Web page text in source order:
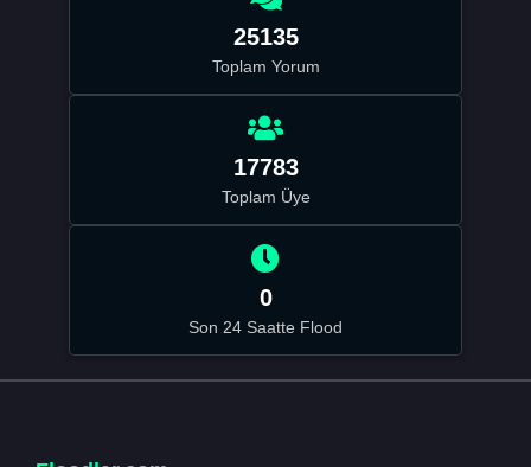
25135
Toplam Yorum
17783
Toplam Üye
0
Son 24 Saatte Flood